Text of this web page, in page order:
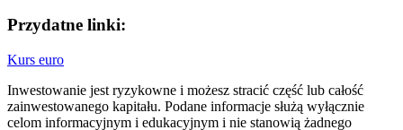
Przydatne linki:
Kurs euro
Inwestowanie jest ryzykowne i możesz stracić część lub całość
zainwestowanego kapitału. Podane informacje służą wyłącznie
celom informacyjnym i edukacyjnym i nie stanowią żadnego